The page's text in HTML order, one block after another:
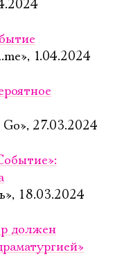
1.04.2024
Go», 27.03.2024
18.03.2024
должен